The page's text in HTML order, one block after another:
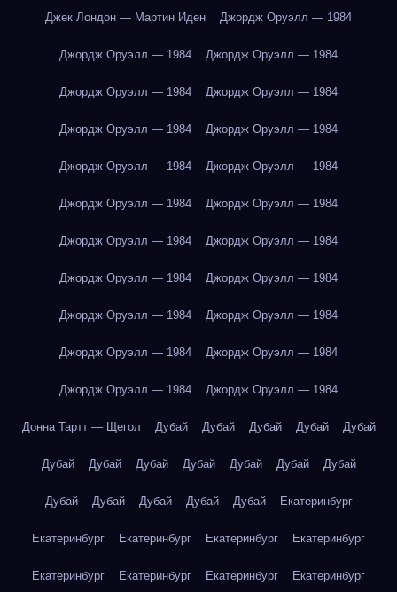
Джек Лондон — Мартин Иден Джордж Оруэлл — 1984
Джордж Оруэлл — 1984 Джордж Оруэлл — 1984
Джордж Оруэлл — 1984 Джордж Оруэлл — 1984
Джордж Оруэлл — 1984 Джордж Оруэлл — 1984
Джордж Оруэлл — 1984 Джордж Оруэлл — 1984
Джордж Оруэлл — 1984 Джордж Оруэлл — 1984
Джордж Оруэлл — 1984 Джордж Оруэлл — 1984
Джордж Оруэлл — 1984 Джордж Оруэлл — 1984
Джордж Оруэлл — 1984 Джордж Оруэлл — 1984
Джордж Оруэлл — 1984 Джордж Оруэлл — 1984
Джордж Оруэлл — 1984 Джордж Оруэлл — 1984
Донна Тартт — Щегол Дубай Дубай Дубай Дубай Дубай
Дубай Дубай Дубай Дубай Дубай Дубай Дубай
Дубай Дубай Дубай Дубай Дубай Екатеринбург
Екатеринбург Екатеринбург Екатеринбург Екатеринбург
Екатеринбург Екатеринбург Екатеринбург Екатеринбург